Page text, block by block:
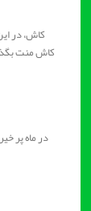
کاش، در
کاش منت
در ماه پر